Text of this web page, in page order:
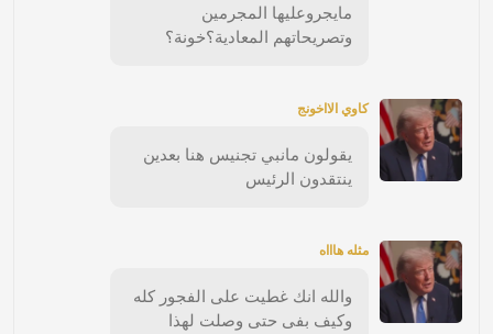
مايجروعليها المجرمين
وتصريحاتهم المعادية؟خونة؟
كاوي الااخونج
يقولون مانبي تجنيس هنا بعدين
ينتقدون الرئيس
مثله هاااه
والله انك غطيت على الفجور كله
وكيف بفى حتى وصلت لهذا